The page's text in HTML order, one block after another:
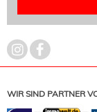
WIR SIND PARTNER